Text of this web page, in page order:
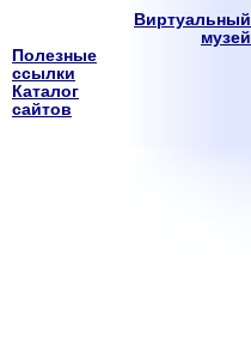
Виртуальный
музей
Полезные
ссылки
Каталог
сайтов